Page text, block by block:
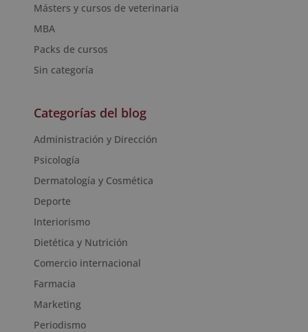
Másters y cursos de veterinaria
MBA
Packs de cursos
Sin categoría
Categorías del blog
Administración y Dirección
Psicología
Dermatología y Cosmética
Deporte
Interiorismo
Dietética y Nutrición
Comercio internacional
Farmacia
Marketing
Periodismo